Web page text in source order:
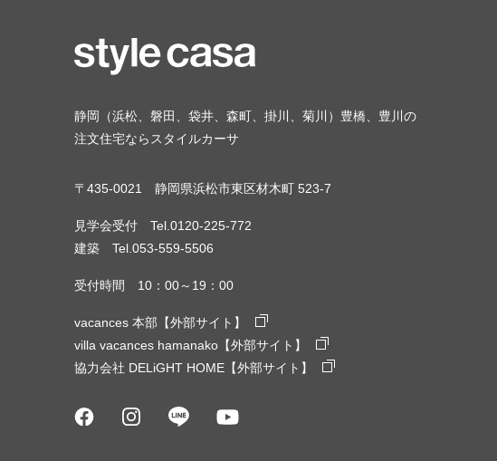
静岡（浜松、磐田、袋井、森町、掛川、菊川）豊橋、豊川の
注文住宅ならスタイルカーサ
〒435-0021 静岡県浜松市東区材木町 523-7
見学会受付 Tel.0120-225-772
建築 Tel.053-559-5506
受付時間 10：00～19：00
vacances 本部【外部サイト】
villa vacances hamanako【外部サイト】
協力会社 DELiGHT HOME【外部サイト】